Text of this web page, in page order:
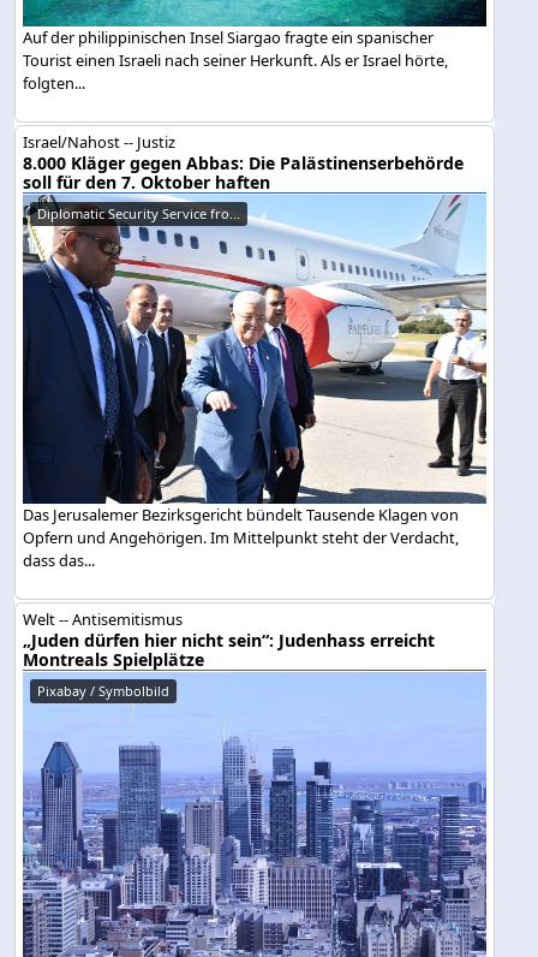
Auf der philippinischen Insel Siargao fragte ein spanischer
Tourist einen Israeli nach seiner Herkunft. Als er Israel hörte,
folgten...
Israel/Nahost -- Justiz
8.000 Kläger gegen Abbas: Die Palästinenserbehörde
soll für den 7. Oktober haften
Diplomatic Security Service fro...
Das Jerusalemer Bezirksgericht bündelt Tausende Klagen von
Opfern und Angehörigen. Im Mittelpunkt steht der Verdacht,
dass das...
Welt -- Antisemitismus
„Juden dürfen hier nicht sein“: Judenhass erreicht
Montreals Spielplätze
Pixabay / Symbolbild